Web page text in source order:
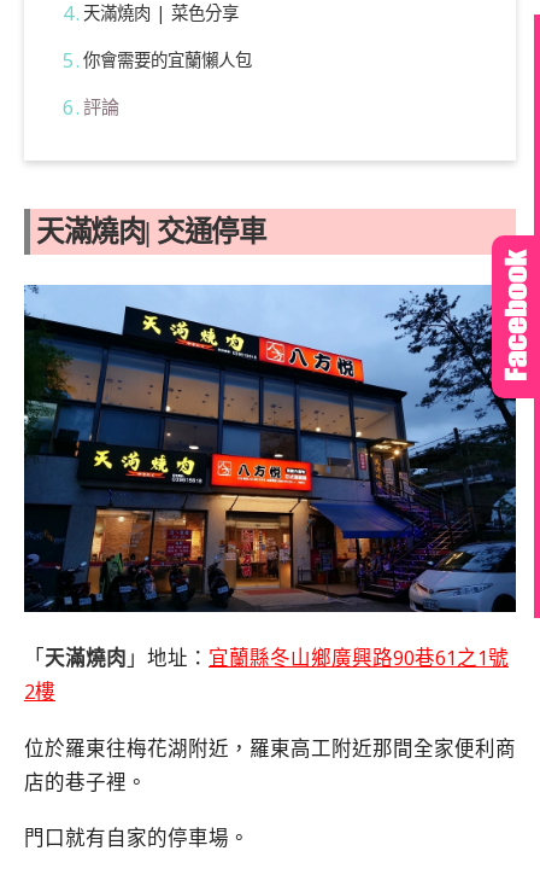
天滿燒肉 | 菜色分享
你會需要的宜蘭懶人包
評論
天滿燒肉| 交通停車
「天滿燒肉 」地址： 宜蘭縣冬山鄉廣興路90巷61之1號
2樓
位於羅東往梅花湖附近，羅東高工附近那間全家便利商
店的巷子裡。
門口就有自家的停車場。